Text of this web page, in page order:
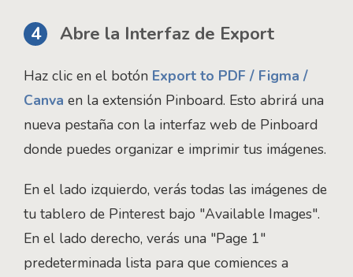
4 Abre la Interfaz de Export
Haz clic en el botón Export to PDF / Figma /
Canva en la extensión Pinboard. Esto abrirá una
nueva pestaña con la interfaz web de Pinboard
donde puedes organizar e imprimir tus imágenes.
En el lado izquierdo, verás todas las imágenes de
tu tablero de Pinterest bajo "Available Images".
En el lado derecho, verás una "Page 1"
predeterminada lista para que comiences a